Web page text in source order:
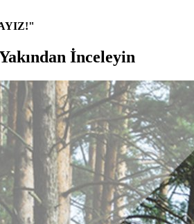
İnceleyin